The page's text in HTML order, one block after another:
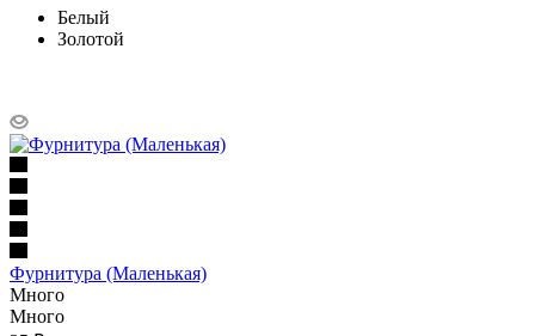
Белый
Золотой
Фурнитура (Маленькая)
Много
Много